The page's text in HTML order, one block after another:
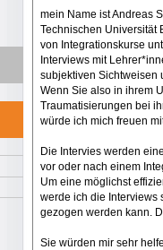
mein Name ist Andreas
Technischen Universität
von Integrationskurse
Interviews mit
subjektiven Sichtweisen
Wenn Sie also in ihrem
Traumatisierungen bei
würde ich mich freuen
Die Intervies werden
vor oder nach einem
Um eine möglichst
werde ich die Interviews
gezogen werden kann.
Sie würden mir sehr